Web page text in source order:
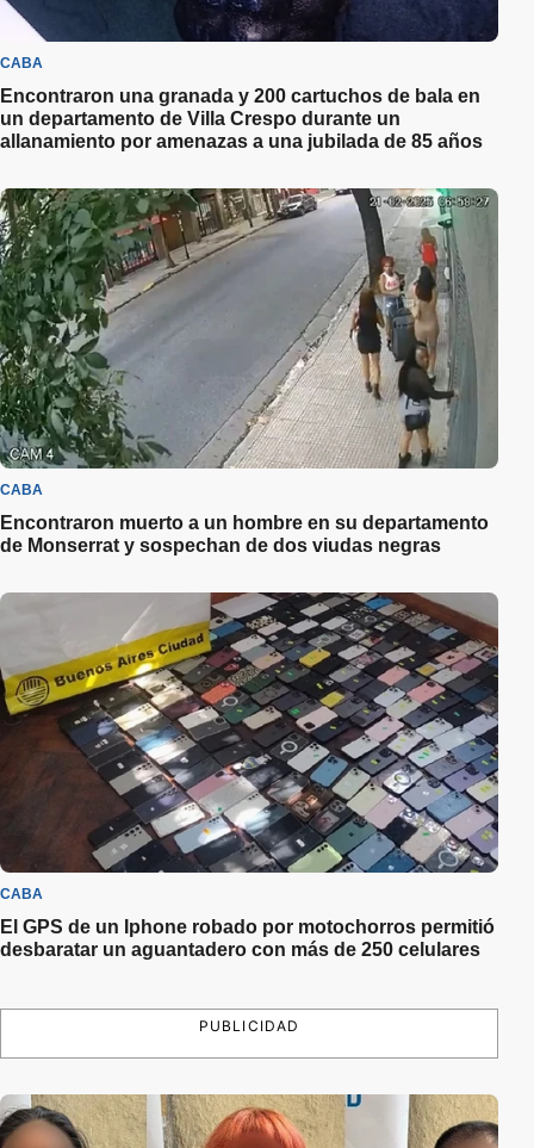
CABA
Encontraron una granada y 200 cartuchos de bala en
un departamento de Villa Crespo durante un
allanamiento por amenazas a una jubilada de 85 años
CABA
Encontraron muerto a un hombre en su departamento
de Monserrat y sospechan de dos viudas negras
CABA
El GPS de un Iphone robado por motochorros permitió
desbaratar un aguantadero con más de 250 celulares
PUBLICIDAD